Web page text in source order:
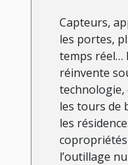
Capteurs,
les portes,
temps réel…
réinvente
technologie,
les tours de
les
l’outillage